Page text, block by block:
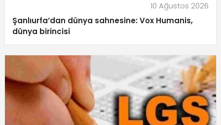
10 Ağustos 2026
Şanlıurfa’dan dünya sahnesine: Vox Humanis,
dünya birincisi